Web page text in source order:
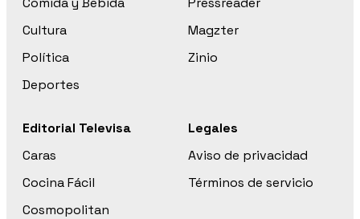
Cultura
Política
Deportes
Magzter
Zinio
Editorial Televisa
Caras
Cocina Fácil
Cosmopolitan
Legales
Aviso de privacidad
Términos de servicio